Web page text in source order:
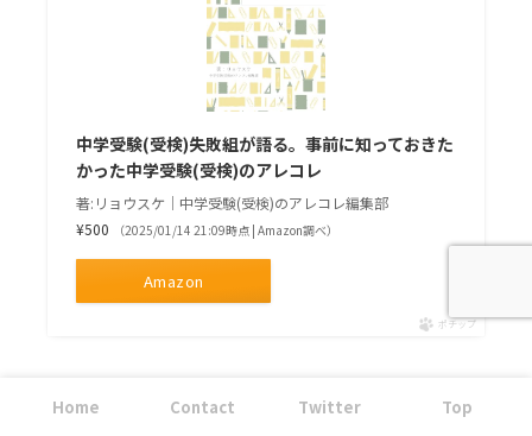
中学受験(受検)失敗組が語る。事前に知っておきた
かった中学受験(受検)のアレコレ
著:リョウスケ｜中学受験(受検)のアレコレ編集部
¥500
（2025/01/14 21:09時点 | Amazon調べ）
Amazon
ポチップ
会員
Home Contact Twitter Top